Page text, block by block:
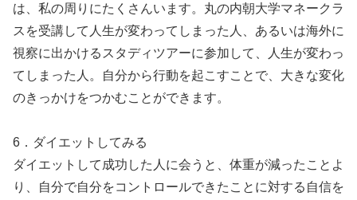
は、私の周りにたくさんいます。丸の内朝大学マネークラ
スを受講して人生が変わってしまった人、あるいは海外に
視察に出かけるスタディツアーに参加して、人生が変わっ
てしまった人。自分から行動を起こすことで、大きな変化
のきっかけをつかむことができます。
6．ダイエットしてみる
ダイエットして成功した人に会うと、体重が減ったことよ
り、自分で自分をコントロールできたことに対する自信を